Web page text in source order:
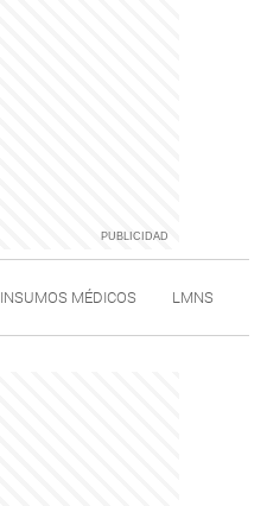
INSUMOS MÉDICOS LMNS